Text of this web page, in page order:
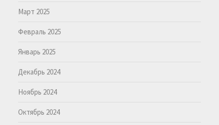
Март 2025
Февраль 2025
Январь 2025
Декабрь 2024
Ноябрь 2024
Октябрь 2024